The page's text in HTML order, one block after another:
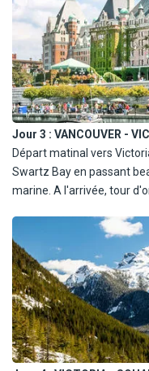
Transfer et retour à l'hôtel
Jour 3 : VANCOUVER -
Départ matinal vers
Swartz Bay en passant
marine. A l'arrivée, tour
Chinatown, le quartier
de la côte et le parc de
visite.
En option à réserver et
réaliser une croisière
moment passé à
marins.
Installation à l'hôtel. Dîner